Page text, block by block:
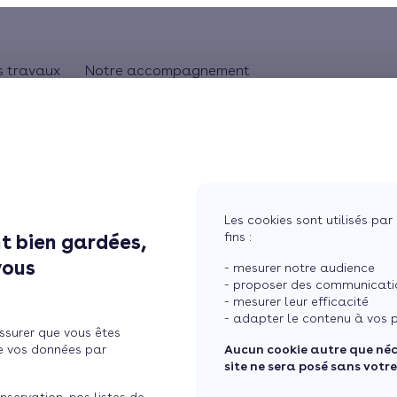
bien gardées,
que vous êtes
vos données par
Les cookies sont utilisés
fins :
- mesurer notre audience
- proposer des
- mesurer leur efficacité
- adapter le contenu à vos
Aucun cookie autre que
site ne sera posé sans
travaux
Chauffage au bois
Chauffage solaire
Thermostat connecté
Notre accompagnement
pour l’installation